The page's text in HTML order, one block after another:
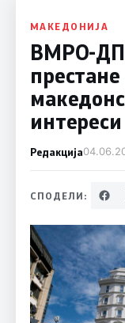
МАКЕДОНИЈА
ВМРО-
интереси
Редакција
СПОДЕЛИ: